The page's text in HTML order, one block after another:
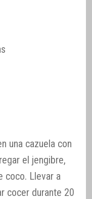
una cazuela con
el jengibre,
coco. Llevar a
cocer durante 20